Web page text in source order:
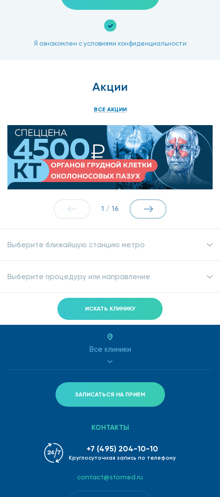
Я ознакомлен с условиями конфиденциальности
Акции
ВСЕ АКЦИИ
1 / 16
Выберите ближайшую станцию метро
Выберите процедуру или направление
ИСКАТЬ КЛИНИКУ
Все клиники
ЗАПИСАТЬСЯ НА ПРИЕМ
КОНТАКТЫ
+7 (495) 204-10-10
Круглосуточная запись по телефону
contact@stomed.ru